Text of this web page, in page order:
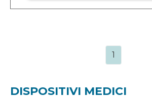
DISPOSITIVI MEDICI
1